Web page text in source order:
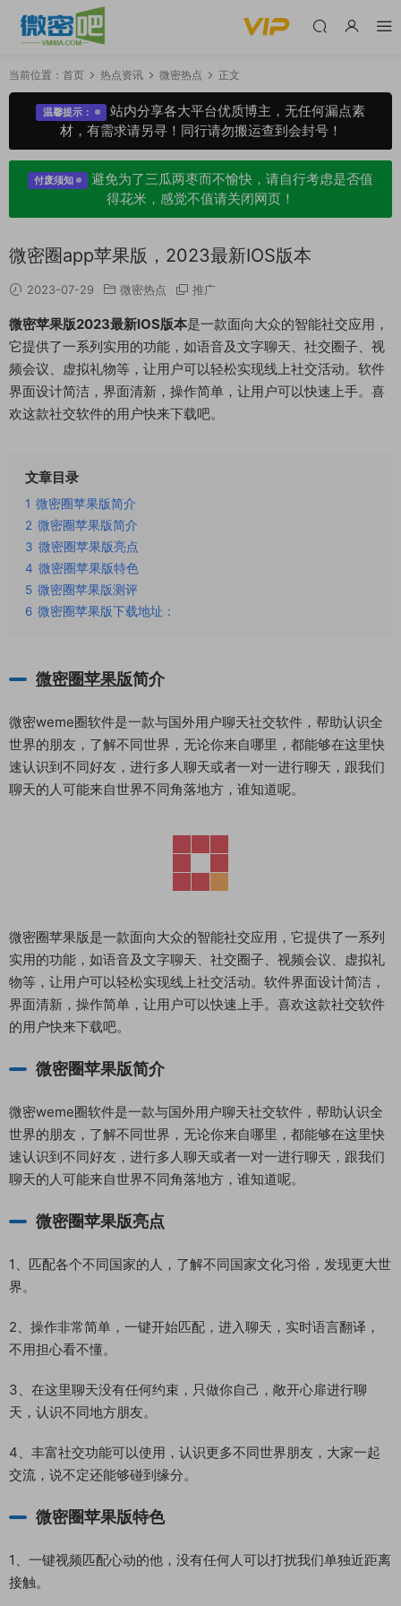
当前位置： 首页 热点资讯 微密热点 正文
温馨提示：
站内分享各大平台优质博主，无任何漏点素
材，有需求请另寻！同行请勿搬运查到会封号！
付废须知
避免为了三瓜两枣而不愉快，请自行考虑是否值
得花米，感觉不值请关闭网页！
微密圈app苹果版，2023最新IOS版本
2023-07-29 微密热点 推广
微密苹果版2023最新IOS版本是一款面向大众的智能社交应用，
它提供了一系列实用的功能，如语音及文字聊天、社交圈子、视
频会议、虚拟礼物等，让用户可以轻松实现线上社交活动。软件
界面设计简洁，界面清新，操作简单，让用户可以快速上手。喜
欢这款社交软件的用户快来下载吧。
文章目录
1 微密圈苹果版简介
2 微密圈苹果版简介
3 微密圈苹果版亮点
4 微密圈苹果版特色
5 微密圈苹果版测评
6 微密圈苹果版下载地址：
微密圈苹果版简介
微密weme圈软件是一款与国外用户聊天社交软件，帮助认识全
世界的朋友，了解不同世界，无论你来自哪里，都能够在这里快
速认识到不同好友，进行多人聊天或者一对一进行聊天，跟我们
聊天的人可能来自世界不同角落地方，谁知道呢。
微密圈苹果版是一款面向大众的智能社交应用，它提供了一系列
实用的功能，如语音及文字聊天、社交圈子、视频会议、虚拟礼
物等，让用户可以轻松实现线上社交活动。软件界面设计简洁，
界面清新，操作简单，让用户可以快速上手。喜欢这款社交软件
的用户快来下载吧。
微密圈苹果版简介
微密weme圈软件是一款与国外用户聊天社交软件，帮助认识全
世界的朋友，了解不同世界，无论你来自哪里，都能够在这里快
速认识到不同好友，进行多人聊天或者一对一进行聊天，跟我们
聊天的人可能来自世界不同角落地方，谁知道呢。
微密圈苹果版亮点
1、匹配各个不同国家的人，了解不同国家文化习俗，发现更大世
界。
2、操作非常简单，一键开始匹配，进入聊天，实时语言翻译，
不用担心看不懂。
3、在这里聊天没有任何约束，只做你自己，敞开心扉进行聊
天，认识不同地方朋友。
4、丰富社交功能可以使用，认识更多不同世界朋友，大家一起
交流，说不定还能够碰到缘分。
微密圈苹果版特色
1、一键视频匹配心动的他，没有任何人可以打扰我们单独近距离
接触。